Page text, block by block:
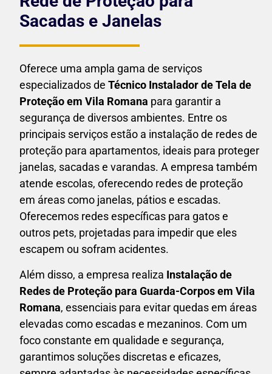
Sacadas e Janelas
Oferece uma ampla gama de serviços
especializados de Técnico Instalador de Tela de
Proteção em Vila Romana para garantir a
segurança de diversos ambientes. Entre os
principais serviços estão a instalação de redes de
proteção para apartamentos, ideais para proteger
janelas, sacadas e varandas. A empresa também
atende escolas, oferecendo redes de proteção
em áreas como janelas, pátios e escadas.
Oferecemos redes específicas para gatos e
outros pets, projetadas para impedir que eles
escapem ou sofram acidentes.
Além disso, a empresa realiza Instalação de
Redes de Proteção para Guarda-Corpos em Vila
Romana, essenciais para evitar quedas em áreas
elevadas como escadas e mezaninos. Com um
foco constante em qualidade e segurança,
garantimos soluções discretas e eficazes,